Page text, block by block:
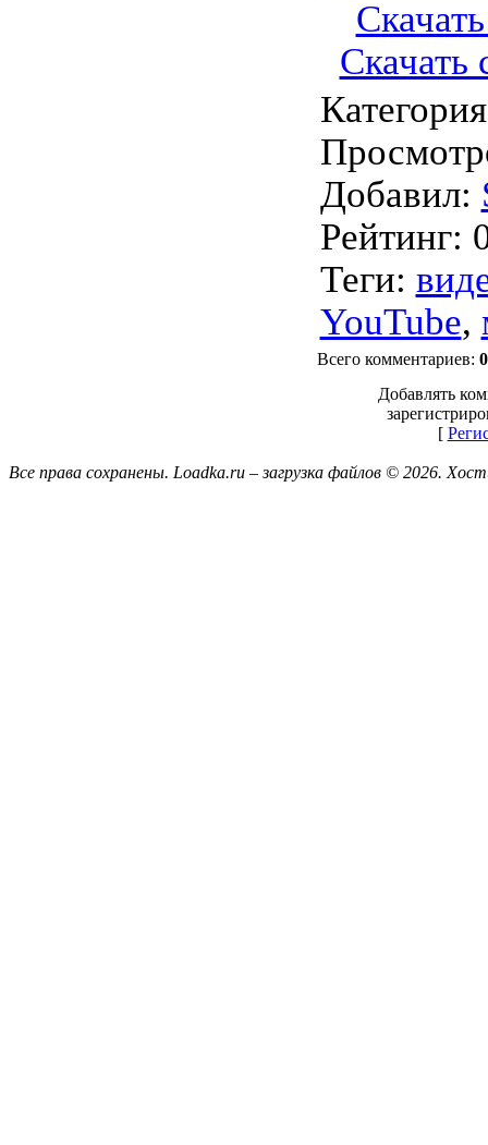
Скачать
Категория
Добавил:
Рейтинг:
Теги:
YouTube,
Всего комментариев: 0
Добавлять
[
Все права сохранены. Loadka.ru – загрузка файлов © 2026.